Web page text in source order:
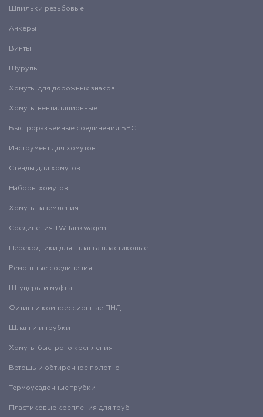
Шпильки резьбовые
Анкеры
Винты
Шурупы
Хомуты для дорожных знаков
Хомуты вентиляционные
Быстроразъемные соединения БРС
Инструмент для хомутов
Стенды для хомутов
Наборы хомутов
Хомуты заземления
Соединения TW Tankwagen
Переходники для шланга пластиковые
Ремонтные соединения
Штуцеры и муфты
Фитинги компрессионные ПНД
Шланги и трубки
Хомуты быстрого крепления
Ветошь и обтирочное полотно
Термоусадочные трубки
Пластиковые крепления для труб